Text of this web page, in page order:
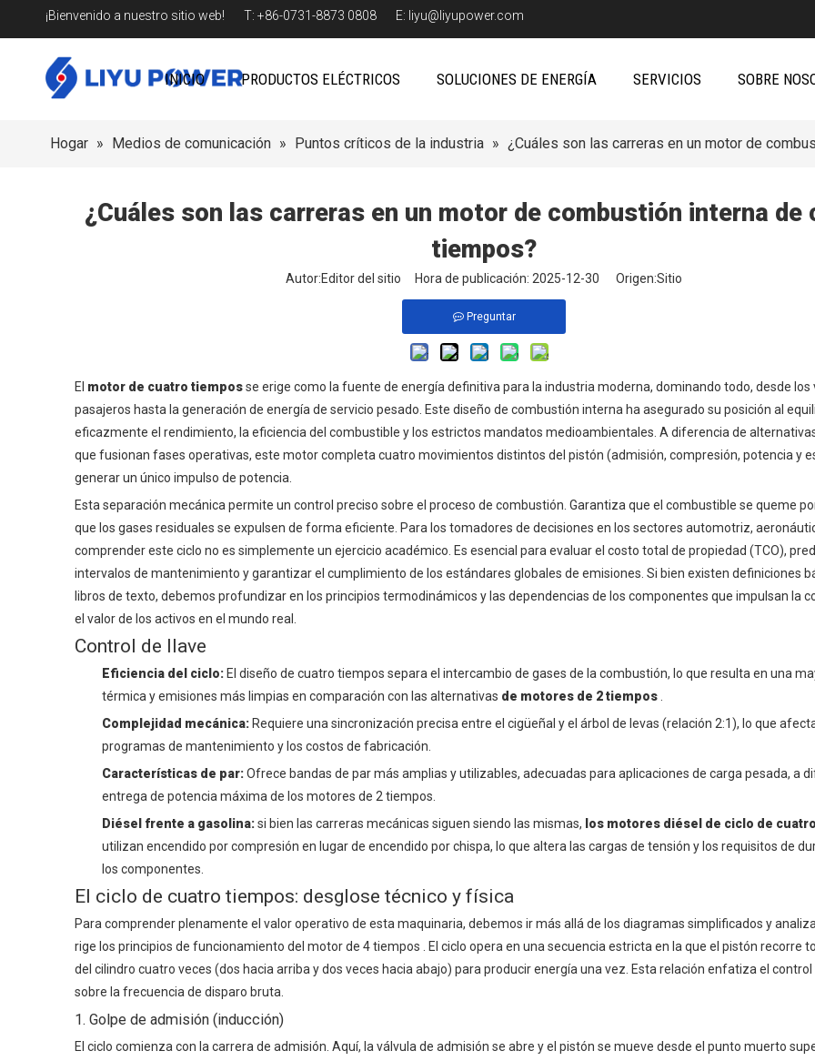
¡Bienvenido a nuestro sitio web! T: +86-0731-8873 0808 E: liyu@liyupower.com
INICIO PRODUCTOS ELÉCTRICOS SOLUCIONES DE ENERGÍA SERVICIOS SOBRE
Hogar » Medios de comunicación » Puntos críticos de la industria » ¿Cuáles son las carreras en un motor de
¿Cuáles son las carreras en un motor de combustión interna de
tiempos?
Autor:Editor del sitio Hora de publicación: 2025-12-30 Origen:Sitio
Preguntar
El motor de cuatro tiemposse erige como la fuente de energía definitiva para la industria moderna, dominando todo, desde los
pasajeros hasta la generación de energía de servicio pesado. Este diseño de combustión interna ha asegurado su posición al
eficazmente el rendimiento, la eficiencia del combustible y los estrictos mandatos medioambientales. A diferencia de
que fusionan fases operativas, este motor completa cuatro movimientos distintos del pistón (admisión, compresión, potencia y
generar un único impulso de potencia.
Esta separación mecánica permite un control preciso sobre el proceso de combustión. Garantiza que el combustible se queme
que los gases residuales se expulsen de forma eficiente. Para los tomadores de decisiones en los sectores automotriz,
comprender este ciclo no es simplemente un ejercicio académico. Es esencial para evaluar el costo total de propiedad (TCO),
intervalos de mantenimiento y garantizar el cumplimiento de los estándares globales de emisiones. Si bien existen definiciones
libros de texto, debemos profundizar en los principios termodinámicos y las dependencias de los componentes que impulsan la
el valor de los activos en el mundo real.
Control de llave
Eficiencia del ciclo: El diseño de cuatro tiempos separa el intercambio de gases de la combustión, lo que resulta en una
térmica y emisiones más limpias en comparación con las alternativas de motores de 2 tiempos
Complejidad mecánica: Requiere una sincronización precisa entre el cigüeñal y el árbol de levas (relación 2:1), lo que
programas de mantenimiento y los costos de fabricación.
Características de par:Ofrece bandas de par más amplias y utilizables, adecuadas para aplicaciones de carga pesada, a
entrega de potencia máxima de los motores de 2 tiempos.
Diésel frente a gasolina:si bien las carreras mecánicas siguen siendo las mismas, los motores diésel de ciclo de
utilizan encendido por compresión en lugar de encendido por chispa, lo que altera las cargas de tensión y los requisitos de
los componentes.
El ciclo de cuatro tiempos: desglose técnico y física
Para comprender plenamente el valor operativo de esta maquinaria, debemos ir más allá de los diagramas simplificados y
rige los principios de funcionamiento del motor de 4 tiempos
. El ciclo opera en una secuencia estricta en la que el pistón recorre
del cilindro cuatro veces (dos hacia arriba y dos veces hacia abajo) para producir energía una vez. Esta relación enfatiza el control
sobre la frecuencia de disparo bruta.
1. Golpe de admisión (inducción)
El ciclo comienza con la carrera de admisión. Aquí, la válvula de admisión se abre y el pistón se mueve desde el punto muerto